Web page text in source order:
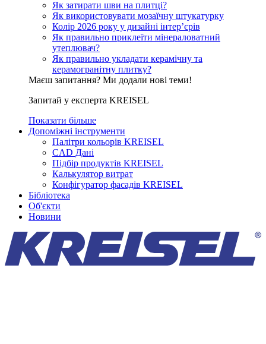
Як затирати шви на плитці?
Як використовувати мозаїчну штукатурку
Колір 2026 року у дизайні інтерʼєрів
Як правильно приклеїти мінераловатний
утеплювач?
Як правильно укладати керамічну та
керамогранітну плитку?
Маєш запитання? Ми додали нові теми!
Запитай у експерта KREISEL
Показати більше
Допоміжні інструменти
Палітри кольорів KREISEL
CAD Дані
Підбір продуктів KREISEL
Калькулятор витрат
Конфігуратор фасадів KREISEL
Бібліотека
Об'єкти
Новини